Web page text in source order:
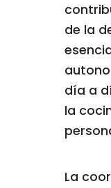
de la
día a
la
La